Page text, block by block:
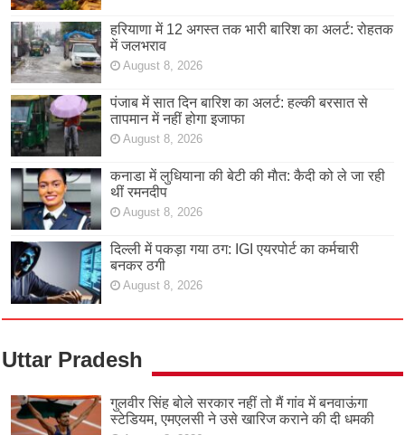
हरियाणा में 12 अगस्त तक भारी बारिश का अलर्ट: रोहतक
में जलभराव
August 8, 2026
पंजाब में सात दिन बारिश का अलर्ट: हल्की बरसात से
तापमान में नहीं होगा इजाफा
August 8, 2026
कनाडा में लुधियाना की बेटी की माैत: कैदी को ले जा रही
थीं रमनदीप
August 8, 2026
दिल्ली में पकड़ा गया ठग: IGI एयरपोर्ट का कर्मचारी
बनकर ठगी
August 8, 2026
Uttar Pradesh
गुलवीर सिंह बोले सरकार नहीं तो मैं गांव में बनवाऊंगा
स्टेडियम, एमएलसी ने उसे खारिज कराने की दी धमकी